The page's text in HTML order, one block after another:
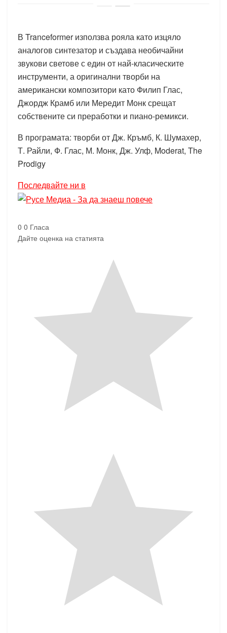
В Tranceformer използва рояла като изцяло
аналогов синтезатор и създава необичайни
звукови светове с един от най-класическите
инструменти, а оригинални творби на
американски композитори като Филип Глас,
Джордж Крамб или Мередит Монк срещат
собствените си преработки и пиано-ремикси.
В програмата: творби от Дж. Кръмб, К. Шумахер,
Т. Райли, Ф. Глас, М. Монк, Дж. Улф, Moderat, The
Prodigy
Последвайте ни в
0 0 Гласа
Дайте оценка на статията